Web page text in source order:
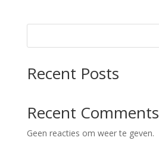
Recent Posts
Recent Comments
Geen reacties om weer te geven.